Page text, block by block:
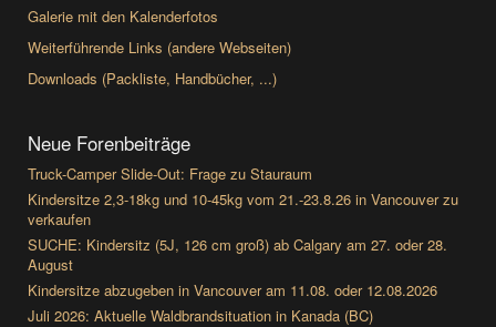
Galerie mit den Kalenderfotos
Weiterführende Links (andere Webseiten)
Downloads (Packliste, Handbücher, ...)
Neue Forenbeiträge
Truck-Camper Slide-Out: Frage zu Stauraum
Kindersitze 2,3-18kg und 10-45kg vom 21.-23.8.26 in Vancouver zu
verkaufen
SUCHE: Kindersitz (5J, 126 cm groß) ab Calgary am 27. oder 28.
August
Kindersitze abzugeben in Vancouver am 11.08. oder 12.08.2026
Juli 2026: Aktuelle Waldbrandsituation in Kanada (BC)